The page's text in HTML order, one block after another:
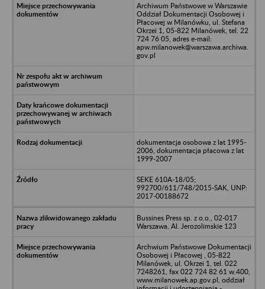
Archiwum Państwowe w Warszawie
Oddział Dokumentacji Osobowej i
Płacowej w Milanówku, ul. Stefana
Okrzei 1, 05-822 Milanówek, tel. 22
724 76 05, adres e-mail:
apw.milanowek@warszawa.archiwa.
gov.pl
dokumentacja osobowa z lat 1995-
2006, dokumentacja płacowa z lat
1999-2007
SEKE 610A-18/05;
992700/611/748/2015-SAK, UNP:
2017-00188672
Bussines Press sp. z o.o., 02-017
Warszawa, Al. Jerozolimskie 123
Archwium Państwowe Dokumentacji
Osobowej i Płacowej , 05-822
Milanówek, ul. Okrzei 1, tel. 022
7248261, fax 022 724 82 61 w.400,
www.milanowek.ap.gov.pl, oddział